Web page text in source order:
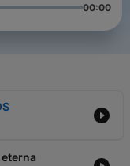
00:00